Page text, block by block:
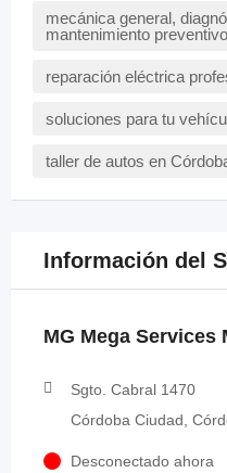
mecánica general,
mantenimiento preventivo
reparación eléctrica
soluciones para tu
taller de autos en
Información del
MG Mega Services
Sgto. Cabral 1470
Córdoba Ciudad,
Desconectado ahora